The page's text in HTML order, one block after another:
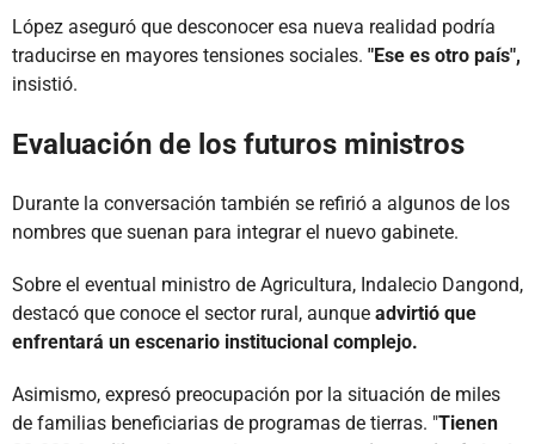
López aseguró que desconocer esa nueva realidad podría
traducirse en mayores tensiones sociales. "Ese es otro país",
insistió.
Evaluación de los futuros ministros
Durante la conversación también se refirió a algunos de los
nombres que suenan para integrar el nuevo gabinete.
Sobre el eventual ministro de Agricultura, Indalecio Dangond,
destacó que conoce el sector rural, aunque advirtió que
enfrentará un escenario institucional complejo.
Asimismo, expresó preocupación por la situación de miles
de familias beneficiarias de programas de tierras. "Tienen